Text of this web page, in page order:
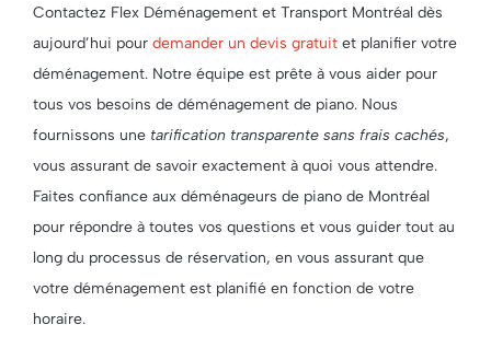
Contactez Flex Déménagement et Transport Montréal dès
aujourd’hui pour demander un devis gratuit et planifier votre
déménagement. Notre équipe est prête à vous aider pour
tous vos besoins de déménagement de piano. Nous
fournissons une tarification transparente sans frais cachés,
vous assurant de savoir exactement à quoi vous attendre.
Faites confiance aux déménageurs de piano de Montréal
pour répondre à toutes vos questions et vous guider tout au
long du processus de réservation, en vous assurant que
votre déménagement est planifié en fonction de votre
horaire.